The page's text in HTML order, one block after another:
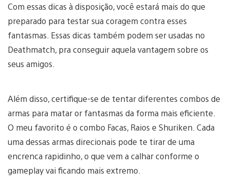
Com essas dicas à disposição, você estará mais do que
preparado para testar sua coragem contra esses
fantasmas. Essas dicas também podem ser usadas no
Deathmatch, pra conseguir aquela vantagem sobre os
seus amigos.
Além disso, certifique-se de tentar diferentes combos de
armas para matar or fantasmas da forma mais eficiente.
O meu favorito é o combo Facas, Raios e Shuriken. Cada
uma dessas armas direcionais pode te tirar de uma
encrenca rapidinho, o que vem a calhar conforme o
gameplay vai ficando mais extremo.